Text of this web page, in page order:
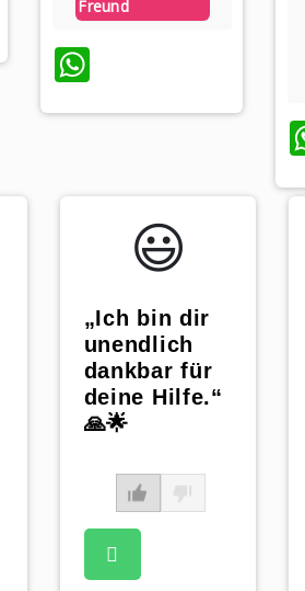
Freund
WhatsApp
😃️
„Ich bin dir
unendlich
dankbar für
deine Hilfe.“
🙏🌟